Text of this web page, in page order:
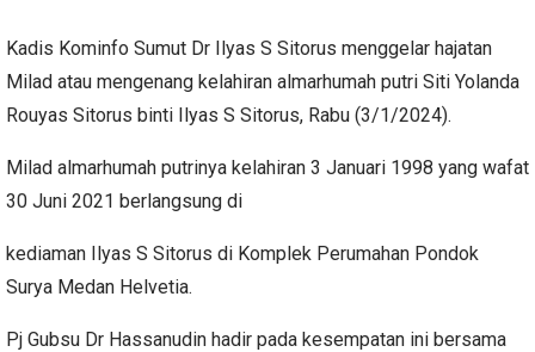
Kadis Kominfo Sumut Dr Ilyas S Sitorus menggelar hajatan
Milad atau mengenang kelahiran almarhumah putri Siti Yolanda
Rouyas Sitorus binti Ilyas S Sitorus, Rabu (3/1/2024).
Milad almarhumah putrinya kelahiran 3 Januari 1998 yang wafat
30 Juni 2021 berlangsung di
kediaman Ilyas S Sitorus di Komplek Perumahan Pondok
Surya Medan Helvetia.
Pj Gubsu Dr Hassanudin hadir pada kesempatan ini bersama